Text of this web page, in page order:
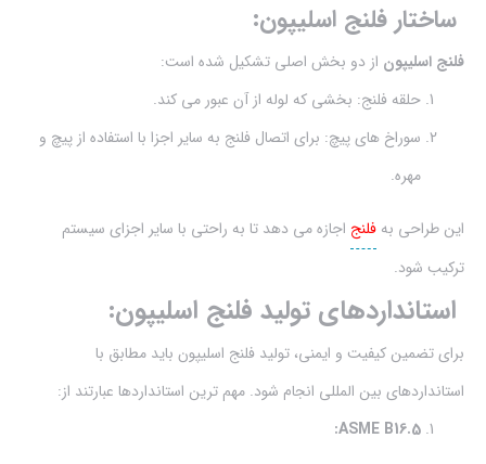
ساختار فلنج اسلیپون:
فلنج اسلیپون از دو بخش اصلی تشکیل شده است:
حلقه فلنج: بخشی که لوله از آن عبور می کند.
سوراخ های پیچ: برای اتصال فلنج به سایر اجزا با استفاده از پیچ و
مهره.
این طراحی به فلنج اجازه می دهد تا به راحتی با سایر اجزای سیستم
ترکیب شود.
استانداردهای تولید فلنج اسلیپون:
برای تضمین کیفیت و ایمنی، تولید فلنج اسلیپون باید مطابق با
استانداردهای بین المللی انجام شود. مهم ترین استانداردها عبارتند از:
ASME B16.5: